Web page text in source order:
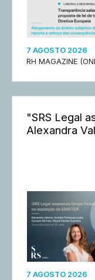
7 AGOSTO 2026
RH MAGAZINE
"SRS Legal
Alexandra
7 AGOSTO 2026